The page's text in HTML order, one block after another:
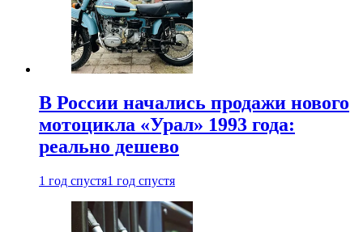
В России начались продажи нового
мотоцикла «Урал» 1993 года:
реально дешево
1 год спустя1 год спустя